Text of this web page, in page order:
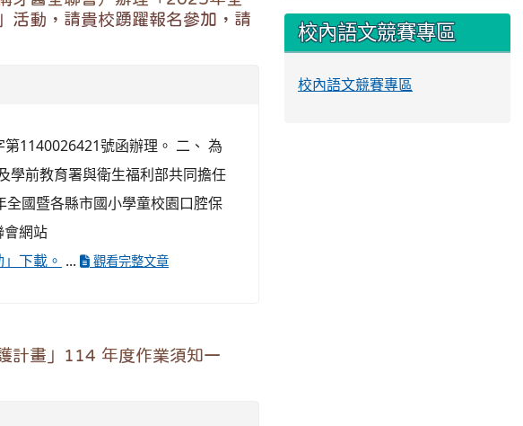
活動，請貴校踴躍報名參加，請
1140026421號函辦理。 二、 為
學前教育署與衛生福利部共同擔任
國暨各縣市國小學童校園口腔保
會網站
下載。 ... 觀看完整文章
計畫」114 年度作業須知一
校內語文競賽專區
校內語文競賽專區